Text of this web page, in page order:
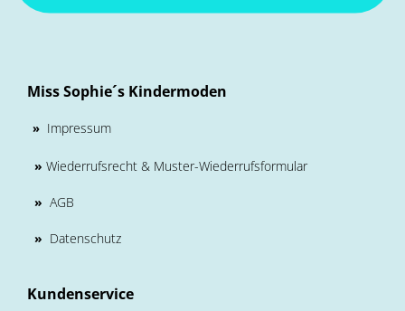
Miss Sophie´s Kindermoden
» Impressum
» Wiederrufsrecht & Muster-Wiederrufsformular
» AGB
» Datenschutz
Kundenservice